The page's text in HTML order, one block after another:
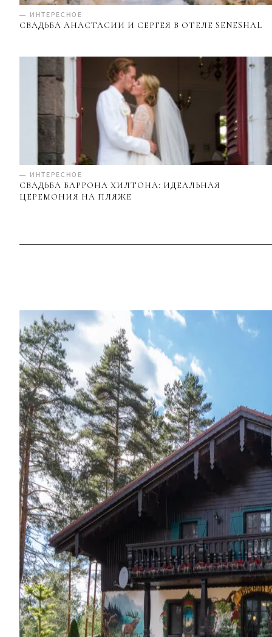
— ИНТЕРЕСНОЕ
СВАДЬБА АНАСТАСИИ И СЕРГЕЯ В ОТЕЛЕ SENESHAL
— ИНТЕРЕСНОЕ
СВАДЬБА БАРРОНА ХИЛТОНА: ИДЕАЛЬНАЯ
ЦЕРЕМОНИЯ НА ПЛЯЖЕ